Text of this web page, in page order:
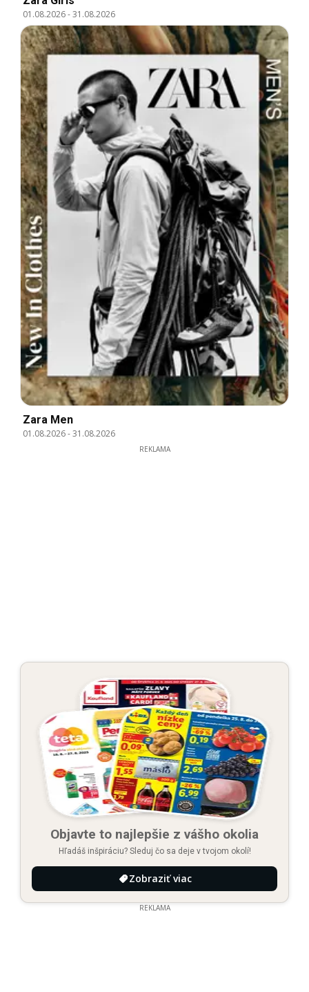
01.08.2026-31.08.2026
Zara Men
01.08.2026-31.08.2026
REKLAMA
Objavte to najlepšie z vášho okolia
Hľadáš inšpiráciu? Sleduj čo sa deje v tvojom okolí!
Zobraziť viac
REKLAMA